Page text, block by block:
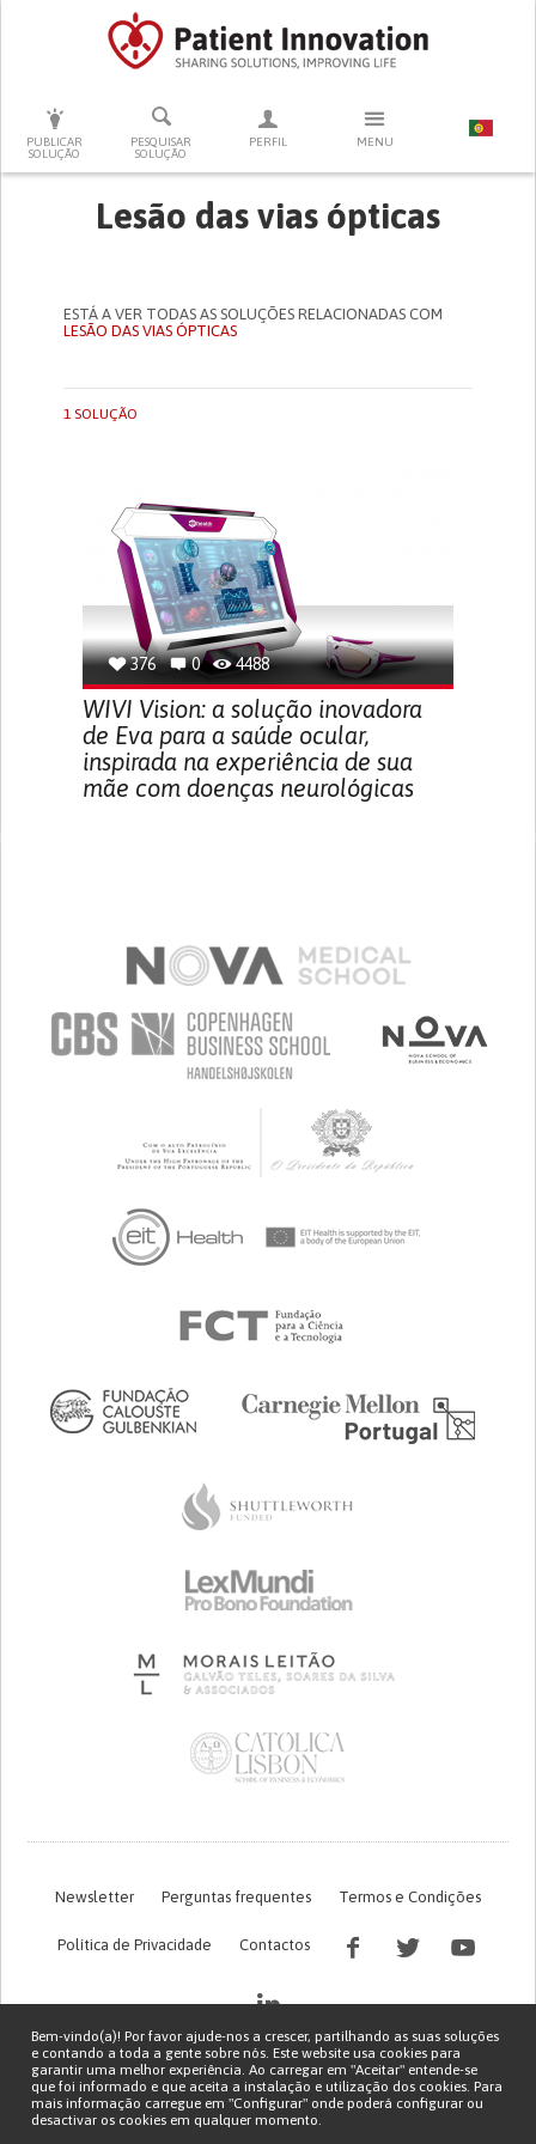
PUBLICAR
SOLUÇÃO
PESQUISAR
SOLUÇÃO
PERFIL MENU
PRESSIONE ENTER PARA PESQUISAR
Lesão das vias ópticas
ESTÁ A VER TODAS AS SOLUÇÕES RELACIONADAS COM
LESÃO DAS VIAS ÓPTICAS
1 SOLUÇÃO
376 0 4488
WIVI Vision: a solução inovadora
de Eva para a saúde ocular,
inspirada na experiência de sua
mãe com doenças neurológicas
Newsletter Perguntas frequentes Termos e Condições
Política de Privacidade Contactos
Bem-vindo(a)! Por favor ajude-nos a crescer, partilhando as suas soluções
e contando a toda a gente sobre nós. Este website usa cookies para
garantir uma melhor experiência. Ao carregar em "Aceitar" entende-se
que foi informado e que aceita a instalação e utilização dos cookies. Para
mais informação carregue em "Configurar" onde poderá configurar ou
desactivar os cookies em qualquer momento.